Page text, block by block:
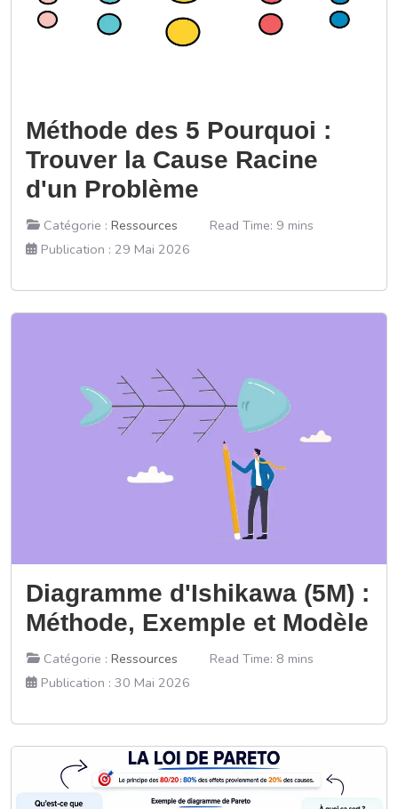
Méthode des 5 Pourquoi :
Trouver la Cause Racine
d'un Problème
Catégorie : Ressources
Read Time: 9 mins
Publication : 29 Mai 2026
Diagramme d'Ishikawa (5M) :
Méthode, Exemple et Modèle
Catégorie : Ressources
Read Time: 8 mins
Publication : 30 Mai 2026